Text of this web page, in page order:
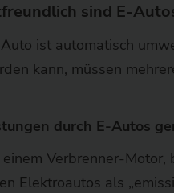
sind E-
ist automatisch
kann, müssen
durch E-Autos
einem Verbrenner-
Elektroautos als